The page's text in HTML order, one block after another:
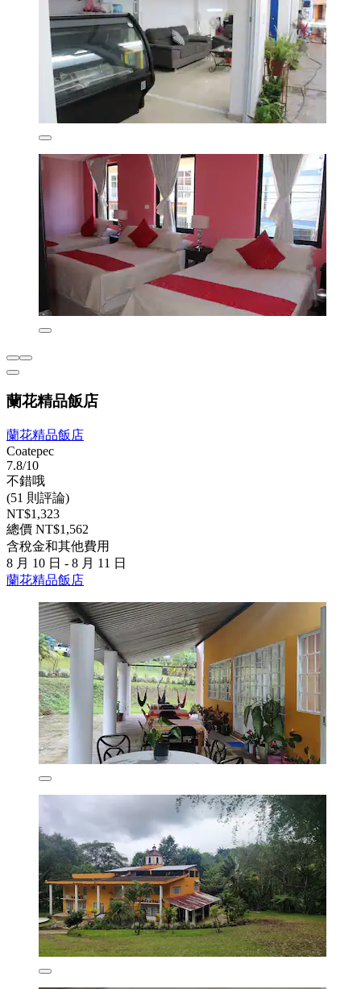
蘭花精品飯店
蘭花精品飯店
Coatepec
7.8/10
不錯哦
(51 則評論)
NT$1,323
總價 NT$1,562
含稅金和其他費用
8 月 10 日 - 8 月 11 日
蘭花精品飯店